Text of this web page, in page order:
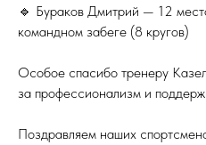
🔹 Бураков Дмитрий — 12
командном забеге (8 кругов)
Особое спасибо тренеру
за профессионализм и
Поздравляем наших